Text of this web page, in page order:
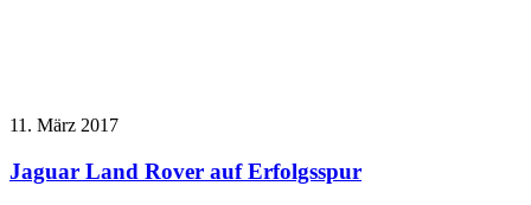
11. März 2017
Jaguar Land Rover auf Erfolgsspur